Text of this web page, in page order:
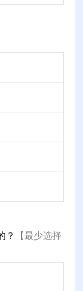
？
【最少选择